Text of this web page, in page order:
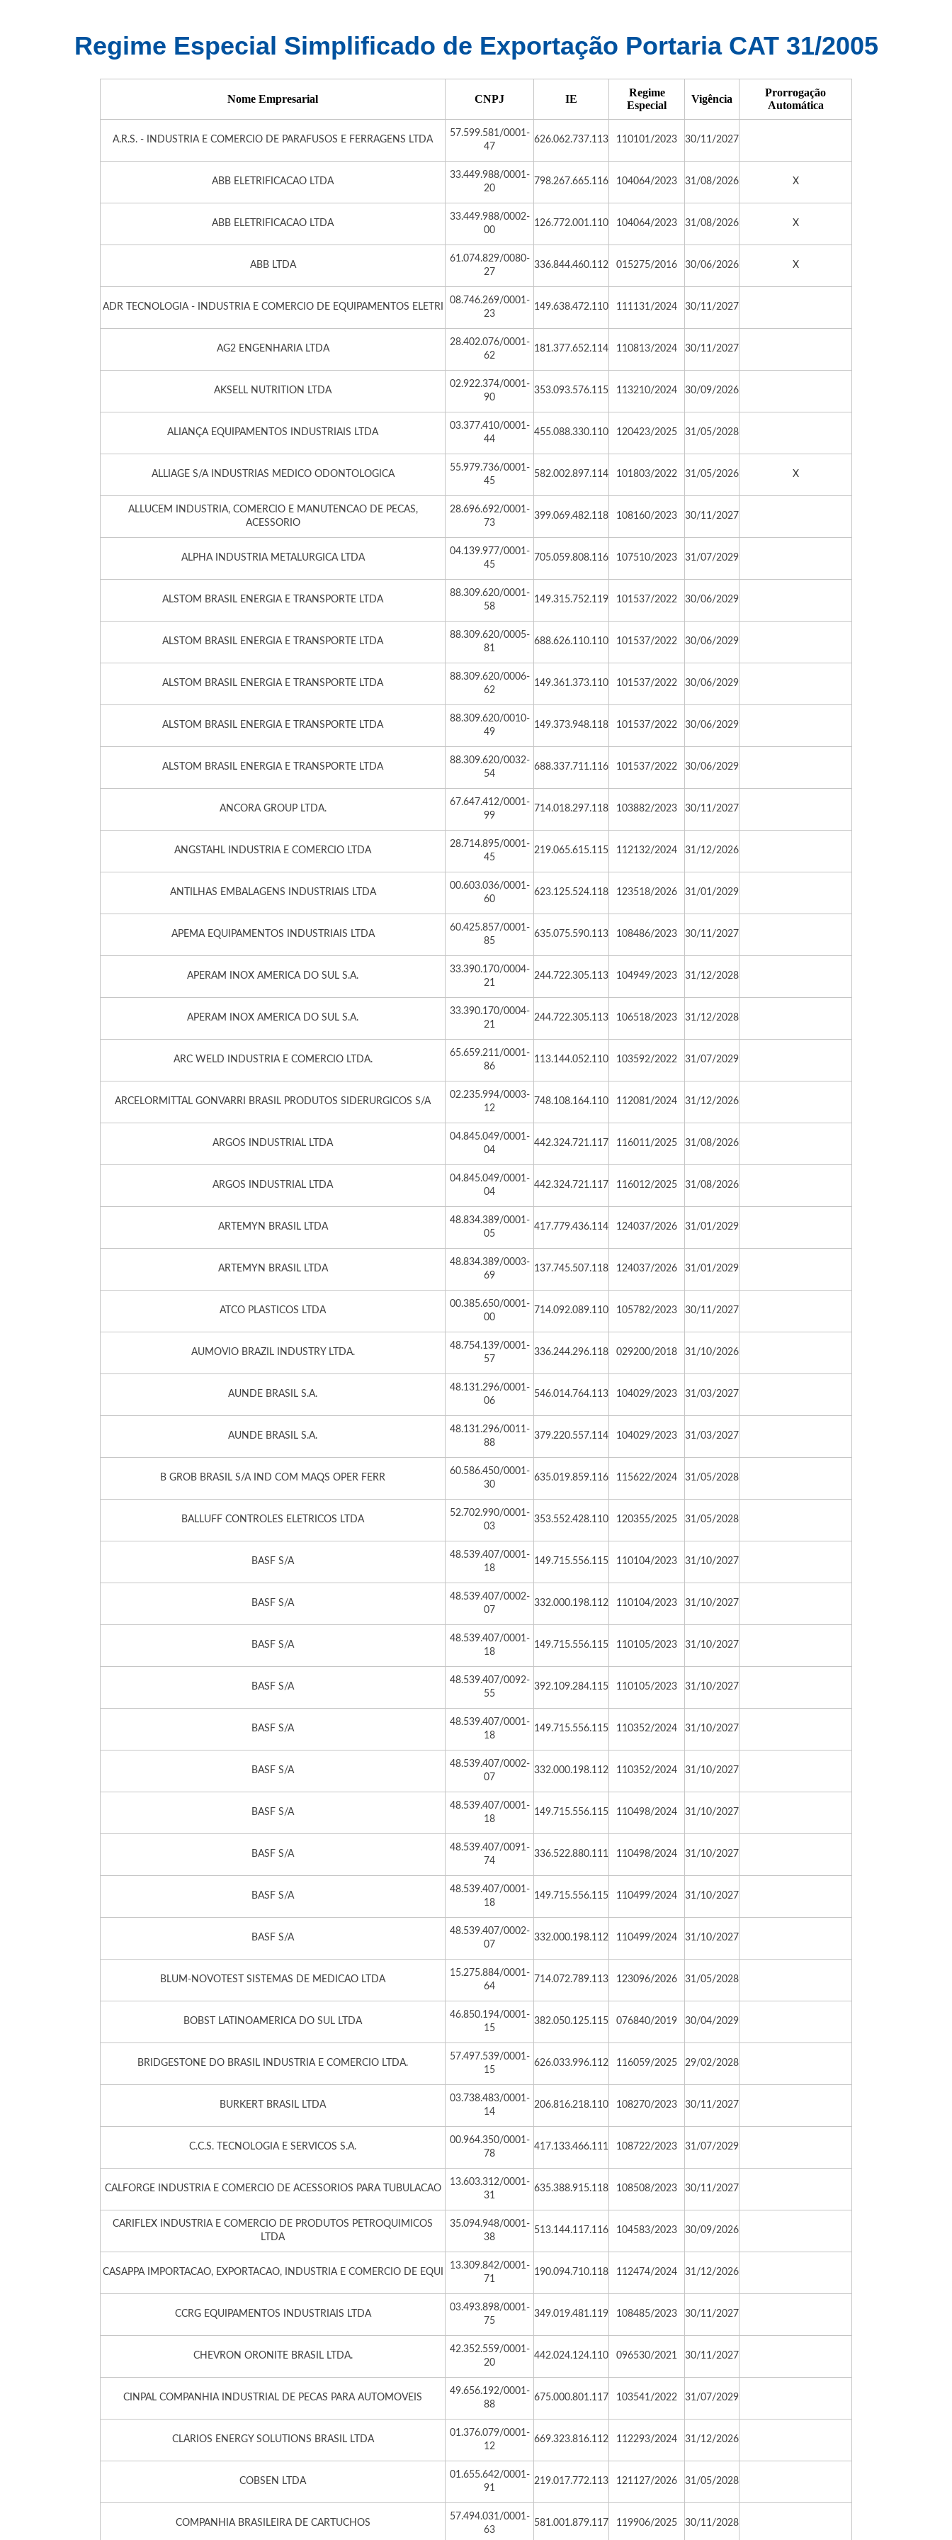
Regime Especial Simplificado de Exportação Portaria CAT 31/2005
Nome Empresarial CNPJ IE
Regime
Especial
Vigência
Prorrogação
Automática
A.R.S. - INDUSTRIA E COMERCIO DE PARAFUSOS E FERRAGENS LTDA
57.599.581/0001-
47
626.062.737.113 110101/2023 30/11/2027
ABB ELETRIFICACAO LTDA
33.449.988/0001-
20
798.267.665.116 104064/2023 31/08/2026 X
ABB ELETRIFICACAO LTDA
33.449.988/0002-
00
126.772.001.110 104064/2023 31/08/2026 X
ABB LTDA
61.074.829/0080-
27
336.844.460.112 015275/2016 30/06/2026 X
ADR TECNOLOGIA - INDUSTRIA E COMERCIO DE EQUIPAMENTOS ELETRI
08.746.269/0001-
23
149.638.472.110 111131/2024 30/11/2027
AG2 ENGENHARIA LTDA
28.402.076/0001-
62
181.377.652.114 110813/2024 30/11/2027
AKSELL NUTRITION LTDA
02.922.374/0001-
90
353.093.576.115 113210/2024 30/09/2026
ALIANÇA EQUIPAMENTOS INDUSTRIAIS LTDA
03.377.410/0001-
44
455.088.330.110 120423/2025 31/05/2028
ALLIAGE S/A INDUSTRIAS MEDICO ODONTOLOGICA
55.979.736/0001-
45
582.002.897.114 101803/2022 31/05/2026 X
ALLUCEM INDUSTRIA, COMERCIO E MANUTENCAO DE PECAS,
ACESSORIO
28.696.692/0001-
73
399.069.482.118 108160/2023 30/11/2027
ALPHA INDUSTRIA METALURGICA LTDA
04.139.977/0001-
45
705.059.808.116 107510/2023 31/07/2029
ALSTOM BRASIL ENERGIA E TRANSPORTE LTDA
88.309.620/0001-
58
149.315.752.119 101537/2022 30/06/2029
ALSTOM BRASIL ENERGIA E TRANSPORTE LTDA
88.309.620/0005-
81
688.626.110.110 101537/2022 30/06/2029
ALSTOM BRASIL ENERGIA E TRANSPORTE LTDA
88.309.620/0006-
62
149.361.373.110 101537/2022 30/06/2029
ALSTOM BRASIL ENERGIA E TRANSPORTE LTDA
88.309.620/0010-
49
149.373.948.118 101537/2022 30/06/2029
ALSTOM BRASIL ENERGIA E TRANSPORTE LTDA
88.309.620/0032-
54
688.337.711.116 101537/2022 30/06/2029
ANCORA GROUP LTDA.
67.647.412/0001-
99
714.018.297.118 103882/2023 30/11/2027
ANGSTAHL INDUSTRIA E COMERCIO LTDA
28.714.895/0001-
45
219.065.615.115 112132/2024 31/12/2026
ANTILHAS EMBALAGENS INDUSTRIAIS LTDA
00.603.036/0001-
60
623.125.524.118 123518/2026 31/01/2029
APEMA EQUIPAMENTOS INDUSTRIAIS LTDA
60.425.857/0001-
85
635.075.590.113 108486/2023 30/11/2027
APERAM INOX AMERICA DO SUL S.A.
33.390.170/0004-
21
244.722.305.113 104949/2023 31/12/2028
APERAM INOX AMERICA DO SUL S.A.
33.390.170/0004-
21
244.722.305.113 106518/2023 31/12/2028
ARC WELD INDUSTRIA E COMERCIO LTDA.
65.659.211/0001-
86
113.144.052.110 103592/2022 31/07/2029
ARCELORMITTAL GONVARRI BRASIL PRODUTOS SIDERURGICOS S/A
02.235.994/0003-
12
748.108.164.110 112081/2024 31/12/2026
ARGOS INDUSTRIAL LTDA
04.845.049/0001-
04
442.324.721.117 116011/2025 31/08/2026
ARGOS INDUSTRIAL LTDA
04.845.049/0001-
04
442.324.721.117 116012/2025 31/08/2026
ARTEMYN BRASIL LTDA
48.834.389/0001-
05
417.779.436.114 124037/2026 31/01/2029
ARTEMYN BRASIL LTDA
48.834.389/0003-
69
137.745.507.118 124037/2026 31/01/2029
ATCO PLASTICOS LTDA
00.385.650/0001-
00
714.092.089.110 105782/2023 30/11/2027
AUMOVIO BRAZIL INDUSTRY LTDA.
48.754.139/0001-
57
336.244.296.118 029200/2018 31/10/2026
AUNDE BRASIL S.A.
48.131.296/0001-
06
546.014.764.113 104029/2023 31/03/2027
AUNDE BRASIL S.A.
48.131.296/0011-
88
379.220.557.114 104029/2023 31/03/2027
B GROB BRASIL S/A IND COM MAQS OPER FERR
60.586.450/0001-
30
635.019.859.116 115622/2024 31/05/2028
BALLUFF CONTROLES ELETRICOS LTDA
52.702.990/0001-
03
353.552.428.110 120355/2025 31/05/2028
BASF S/A
48.539.407/0001-
18
149.715.556.115 110104/2023 31/10/2027
BASF S/A
48.539.407/0002-
07
332.000.198.112 110104/2023 31/10/2027
BASF S/A
48.539.407/0001-
18
149.715.556.115 110105/2023 31/10/2027
BASF S/A
48.539.407/0092-
55
392.109.284.115 110105/2023 31/10/2027
BASF S/A
48.539.407/0001-
18
149.715.556.115 110352/2024 31/10/2027
BASF S/A
48.539.407/0002-
07
332.000.198.112 110352/2024 31/10/2027
BASF S/A
48.539.407/0001-
18
149.715.556.115 110498/2024 31/10/2027
BASF S/A
48.539.407/0091-
74
336.522.880.111 110498/2024 31/10/2027
BASF S/A
48.539.407/0001-
18
149.715.556.115 110499/2024 31/10/2027
BASF S/A
48.539.407/0002-
07
332.000.198.112 110499/2024 31/10/2027
BLUM-NOVOTEST SISTEMAS DE MEDICAO LTDA
15.275.884/0001-
64
714.072.789.113 123096/2026 31/05/2028
BOBST LATINOAMERICA DO SUL LTDA
46.850.194/0001-
15
382.050.125.115 076840/2019 30/04/2029
BRIDGESTONE DO BRASIL INDUSTRIA E COMERCIO LTDA.
57.497.539/0001-
15
626.033.996.112 116059/2025 29/02/2028
BURKERT BRASIL LTDA
03.738.483/0001-
14
206.816.218.110 108270/2023 30/11/2027
C.C.S. TECNOLOGIA E SERVICOS S.A.
00.964.350/0001-
78
417.133.466.111 108722/2023 31/07/2029
CALFORGE INDUSTRIA E COMERCIO DE ACESSORIOS PARA TUBULACAO
13.603.312/0001-
31
635.388.915.118 108508/2023 30/11/2027
CARIFLEX INDUSTRIA E COMERCIO DE PRODUTOS PETROQUIMICOS
LTDA
35.094.948/0001-
38
513.144.117.116 104583/2023 30/09/2026
CASAPPA IMPORTACAO, EXPORTACAO, INDUSTRIA E COMERCIO DE EQUI
13.309.842/0001-
71
190.094.710.118 112474/2024 31/12/2026
CCRG EQUIPAMENTOS INDUSTRIAIS LTDA
03.493.898/0001-
75
349.019.481.119 108485/2023 30/11/2027
CHEVRON ORONITE BRASIL LTDA.
42.352.559/0001-
20
442.024.124.110 096530/2021 30/11/2027
CINPAL COMPANHIA INDUSTRIAL DE PECAS PARA AUTOMOVEIS
49.656.192/0001-
88
675.000.801.117 103541/2022 31/07/2029
CLARIOS ENERGY SOLUTIONS BRASIL LTDA
01.376.079/0001-
12
669.323.816.112 112293/2024 31/12/2026
COBSEN LTDA
01.655.642/0001-
91
219.017.772.113 121127/2026 31/05/2028
COMPANHIA BRASILEIRA DE CARTUCHOS
57.494.031/0001-
63
581.001.879.117 119906/2025 30/11/2028